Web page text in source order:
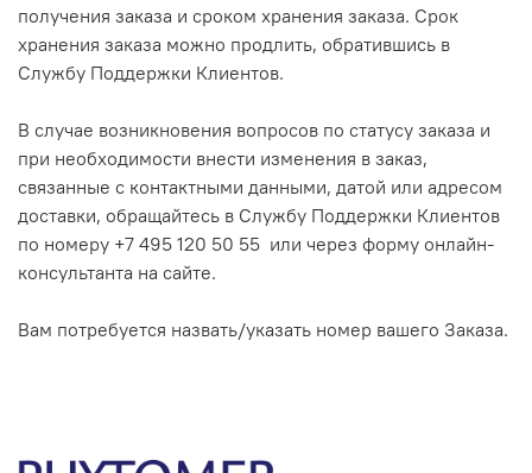
получения заказа и сроком хранения заказа. Срок
хранения заказа можно продлить, обратившись в
Службу Поддержки Клиентов.
В случае возникновения вопросов по статусу заказа и
при необходимости внести изменения в заказ,
связанные с контактными данными, датой или адресом
доставки, обращайтесь в Службу Поддержки Клиентов
по номеру +7 495 120 50 55 или через форму онлайн-
консультанта на сайте.
Вам потребуется назвать/указать номер вашего Заказа.